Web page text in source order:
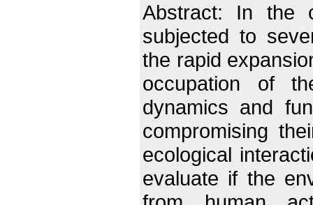
Abstract: In the
subjected to
the rapid
occupation of
dynamics and
compromising
ecological
evaluate if the